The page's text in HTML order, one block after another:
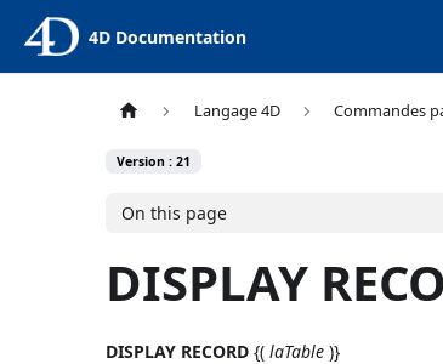
4D Documentation
Langage 4D Commandes
Version : 21
On this page
DISPLAY
DISPLAY RECORD {(laTable )}